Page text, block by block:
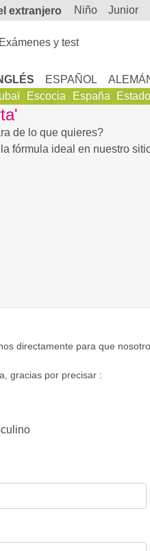
extranjero niño junior
Exámenes y test
ESPAÑOL
Escocia España
de lo que quieres?
fórmula ideal en nuestro
directamente para que
gracias por precisar :